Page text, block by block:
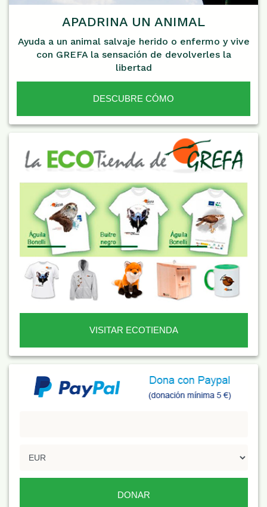
APADRINA UN ANIMAL
Ayuda a un animal salvaje herido o enfermo y vive
con GREFA la sensación de devolverles la
libertad
DESCUBRE CÓMO
VISITAR ECOTIENDA